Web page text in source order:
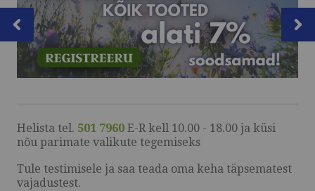
VÕTA ÜHENDUST
HELISTA
SMS
FACEBOOK
Helista tel. 501 7960 E-R kell 10.00 - 18.00 ja küsi
nõu parimate valikute tegemiseks
Tule testimisele ja saa teada oma keha täpsematest
vajadustest.